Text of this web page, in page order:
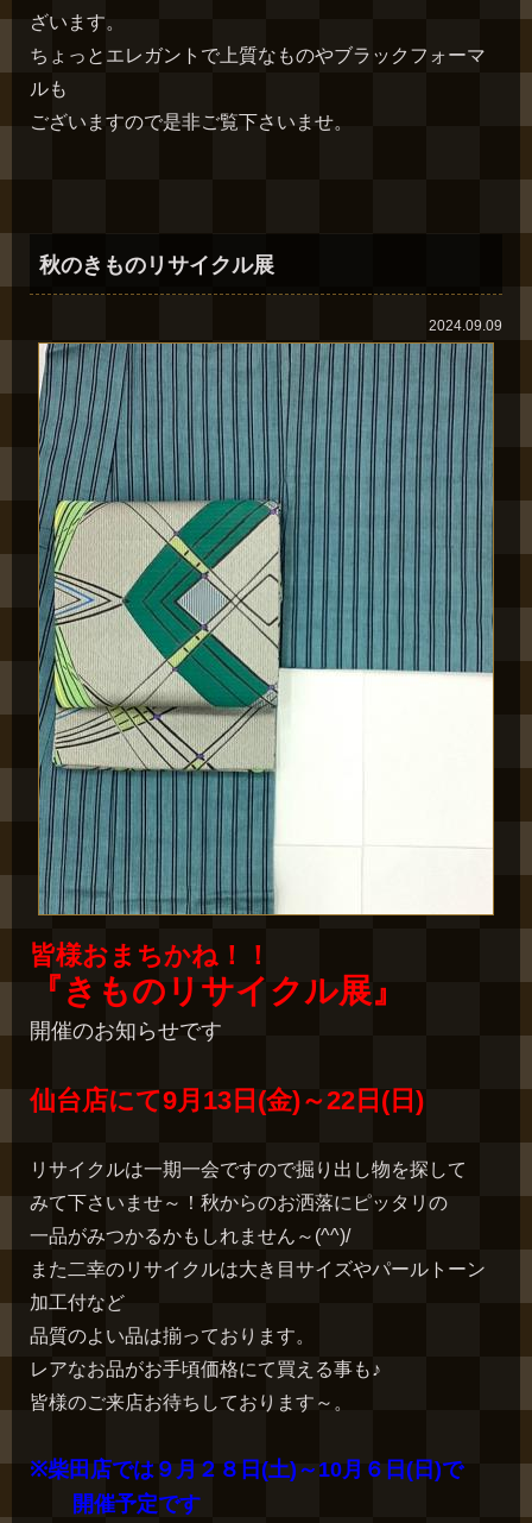
ざいます。
ちょっとエレガントで上質なものやブラックフォーマ
ルも
ございますので是非ご覧下さいませ。
秋のきものリサイクル展
2024.09.09
皆様おまちかね！！
『きものリサイクル展』
開催のお知らせです
仙台店にて9月13日(金)～22日(日)
リサイクルは一期一会ですので掘り出し物を探して
みて下さいませ～！秋からのお洒落にピッタリの
一品がみつかるかもしれません～(^^)/
また二幸のリサイクルは大き目サイズやパールトーン
加工付など
品質のよい品は揃っております。
レアなお品がお手頃価格にて買える事も♪
皆様のご来店お待ちしております～。
※柴田店では９月２８日(土)～10月６日(日)で
開催予定です